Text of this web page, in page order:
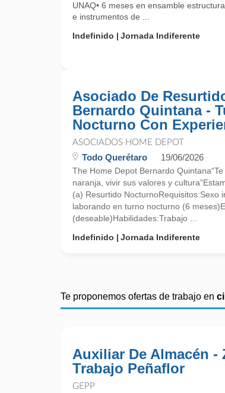
UNAQ• 6 meses en ensamble
e instrumentos de ...
Indefinido
Jornada Indiferente
Asociado De
Bernardo Quintana -
Nocturno Con
ASOCIADOS HOME DEPOT
Todo Querétaro 19/06/2026
The Home Depot Bernardo
naranja, vivir sus valores y
(a) Resurtido NocturnoRequisitos:Sexo
laborando en turno nocturno (6
(deseable)Habilidades:Trabajo ...
Indefinido
Jornada Indiferente
Te proponemos ofertas de trabajo en
Auxiliar De Almacén -
Trabajo Peñaflor
GEPP